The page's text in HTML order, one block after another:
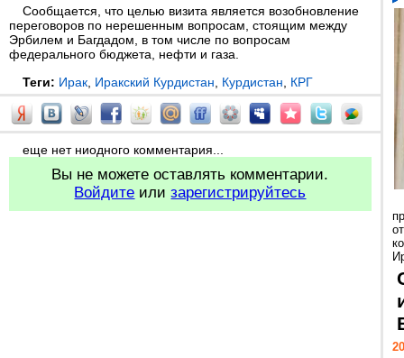
Сообщается, что целью визита является возобновление
переговоров по нерешенным вопросам, стоящим между
Эрбилем и Багдадом, в том числе по вопросам
федерального бюджета, нефти и газа.
Теги: Ирак Иракский Курдистан Курдистан КРГ
еще нет ниодного комментария...
Вы не можете оставлять комментарии.
Войдите илизарегистрируйтесь